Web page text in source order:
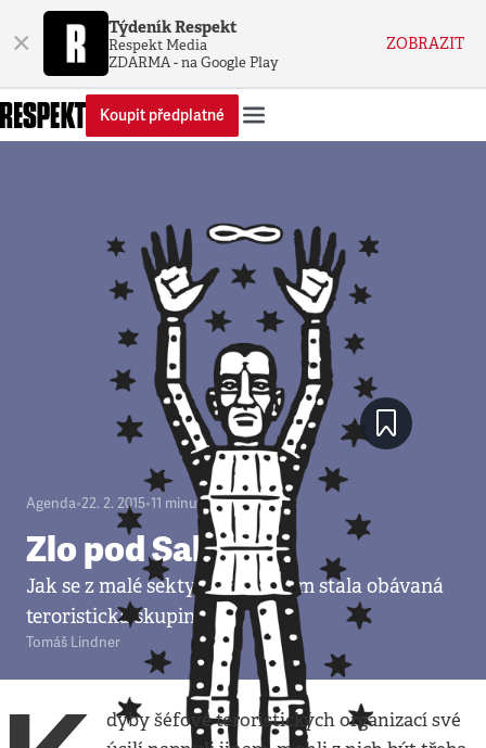
× Týdeník Respekt
Respekt Media
ZDARMA - na Google Play
ZOBRAZIT
Koupit předplatné
Agenda•22. 2. 2015•11 minut
Zlo pod Saharou
Jak se z malé sekty Boko Haram stala obávaná
teroristická skupina
Tomáš Lindner
dyby šéfové teroristických organizací své